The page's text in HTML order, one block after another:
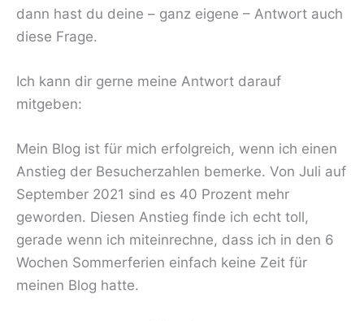
dann hast du deine – ganz eigene – Antwort auch
diese Frage.
Ich kann dir gerne meine Antwort darauf
mitgeben:
Mein Blog ist für mich erfolgreich, wenn ich einen
Anstieg der Besucherzahlen bemerke. Von Juli auf
September 2021 sind es 40 Prozent mehr
geworden. Diesen Anstieg finde ich echt toll,
gerade wenn ich miteinrechne, dass ich in den 6
Wochen Sommerferien einfach keine Zeit für
meinen Blog hatte.